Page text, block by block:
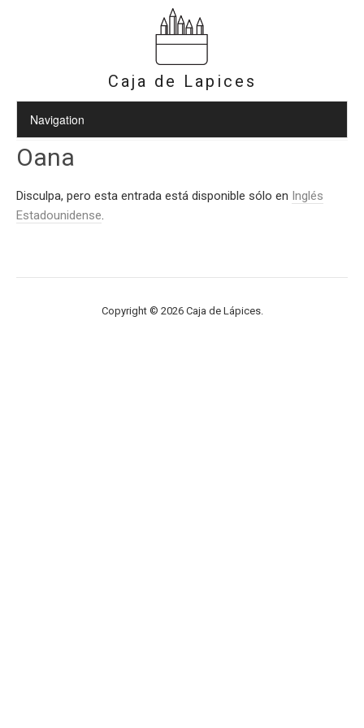
Caja de Lapices
Oana
Disculpa, pero esta entrada está disponible sólo en Inglés
Estadounidense.
Copyright © 2026 Caja de Lápices.